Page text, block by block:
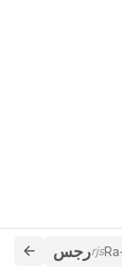
رجسrjs